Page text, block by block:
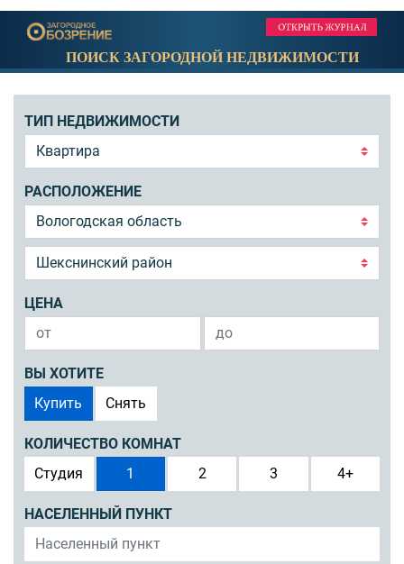
ПОИСК ЗАГОРОДНОЙ НЕДВИЖИМОСТИ
ТИП НЕДВИЖИМОСТИ
РАСПОЛОЖЕНИЕ
ЦЕНА
ВЫ ХОТИТЕ
Купить
Снять
КОЛИЧЕСТВО КОМНАТ
Студия
1 2 3 4+
НАСЕЛЕННЫЙ ПУНКТ